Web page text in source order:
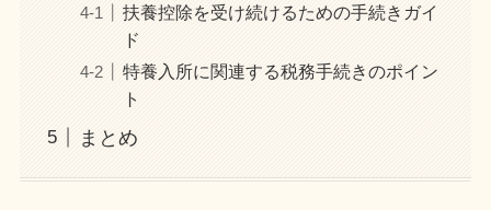
扶養控除を受け続けるための手続きガイ
ド
特養入所に関連する税務手続きのポイン
ト
まとめ